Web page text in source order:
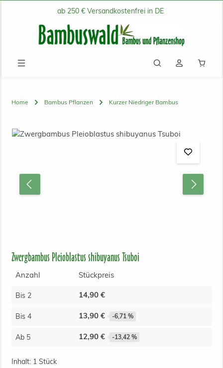
Zum Hauptinhalt springenab 250 € Versandkostenfrei in DE
Home Bambus Pflanzen Kurzer Niedriger Bambus
Bildergalerie überspringen
Zwergbambus Pleioblastus shibuyanus Tsuboi
Anzahl Stückpreis
Bis 2 14,90 €
Bis 4 13,90 € -6,71 %
Ab 5 12,90 € -13,42 %
Inhalt: 1 Stück